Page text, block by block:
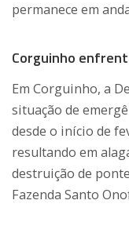
permanece em
Corguinho
Em Corguinho, a
situação de
desde o início de
resultando em
destruição de
Fazenda Santo